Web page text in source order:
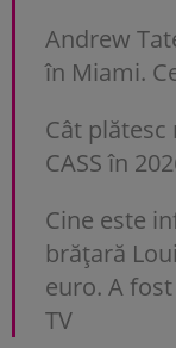
Andrew
în Miami.
Cât
CASS în
Cine este
brățară
euro. A
TV